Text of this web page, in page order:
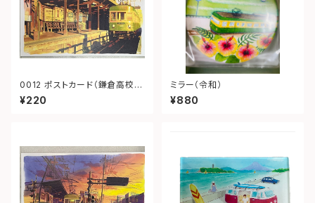
0012 ポストカード（鎌倉高校前
夕景）
¥220
ミラー（令和）
¥880